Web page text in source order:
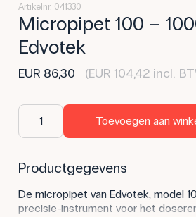
Artikelnr. 041330
Micropipet 100 –
Edvotek
EUR 86,30 (EUR 104,42 incl.
Toevoegen aan
Productgegevens
De micropipet van Edvotek, model
precisie-instrument voor het